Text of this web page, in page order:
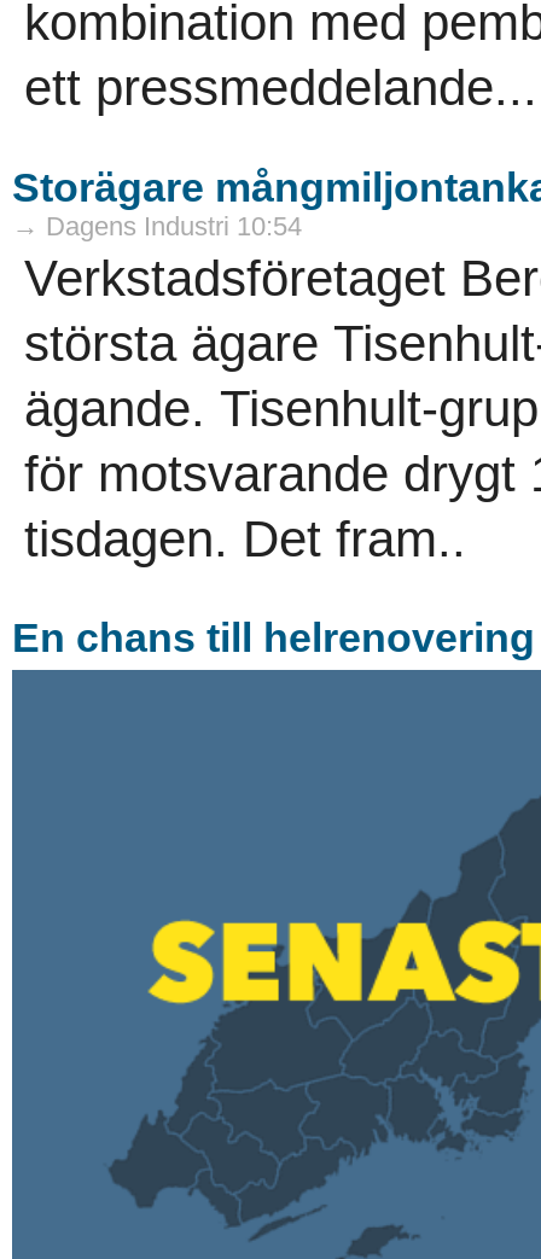
kombination med
ett pressmeddelande...
Storägare
→ Dagens Industri 10:54
Verkstadsföretaget
största ägare
ägande. Tisenhult-
för motsvarande drygt
tisdagen. Det fram..
En chans till helrenovering